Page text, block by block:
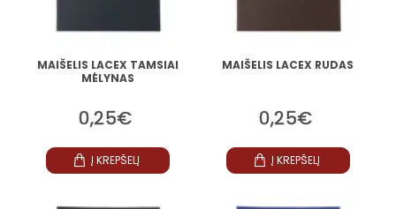
MAIŠELIS LACEX TAMSIAI
MĖLYNAS
0,25€
Į KREPŠELĮ
MAIŠELIS LACEX RUDAS
0,25€
Į KREPŠELĮ